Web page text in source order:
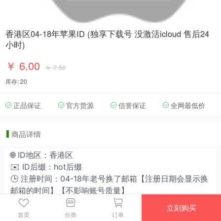
香港区04-18年苹果ID (独享下载号 没激活icloud 售后24
小时)
￥ 6.00 ￥ 7.50
库存: 20
正品保证 官方货源 信誉保证 全网最低价
商品详情
🌐 ID地区：香港区
✉️ ID后缀：hot后缀
🕒 注册时间：04-18年老号换了邮箱【注册日期会显示换
邮箱的时间】【不影响账号质量】
ID状态：
可下载可订阅【做项目请少量购买测试】
☁️ iCloud： 未激活（可自行激活）
首页 分类 订单
立刻购买